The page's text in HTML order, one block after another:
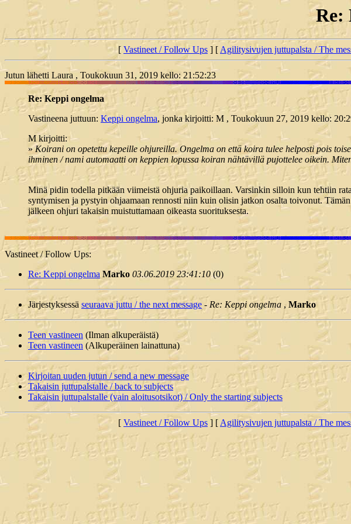
Re:
[ Vastineet / Follow Ups ] [Agilitysivujen juttupalsta / The
Jutun lähetti Laura , Toukokuun 31, 2019 kello: 21:52:23
Re: Keppi ongelma
Vastineena juttuun: Keppi ongelma, jonka kirjoitti: M , Toukokuun 27, 2019 kello:
M kirjoitti:
»Koirani on opetettu kepeille ohjureilla. Ongelma on että koira tulee helposti pois
ihminen / nami automaatti on keppien lopussa koiran nähtävillä pujottelee oikein.
Minä pidin todella pitkään viimeistä ohjuria paikoillaan. Varsinkin silloin kun tehtiin
syntymisen ja pystyin ohjaamaan rennosti niin kuin olisin jatkon osalta toivonut.
jälkeen ohjuri takaisin muistuttamaan oikeasta suorituksesta.
Vastineet / Follow Ups:
Re: Keppi ongelma Marko 03.06.2019 23:41:10(0)
Järjestyksessä seuraava juttu / the next message - Re: Keppi ongelma , Marko
Teen vastineen (Ilman alkuperäistä)
Teen vastineen (Alkuperäinen lainattuna)
Kirjoitan uuden jutun / send a new message
Takaisin juttupalstalle / back to subjects
Takaisin juttupalstalle (vain aloitusotsikot) / Only the starting subjects
[ Vastineet / Follow Ups ] [Agilitysivujen juttupalsta / The